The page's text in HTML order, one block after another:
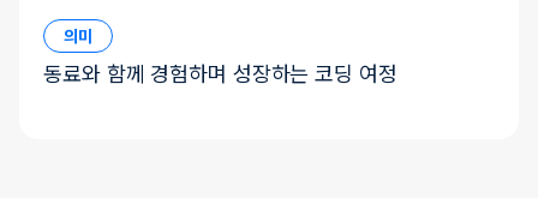
의미
동료와 함께 경험하며 성장하는 코딩 여정